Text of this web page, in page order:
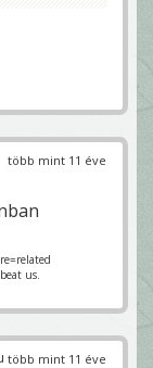
több mint 11 éve
us.
több mint 11 éve